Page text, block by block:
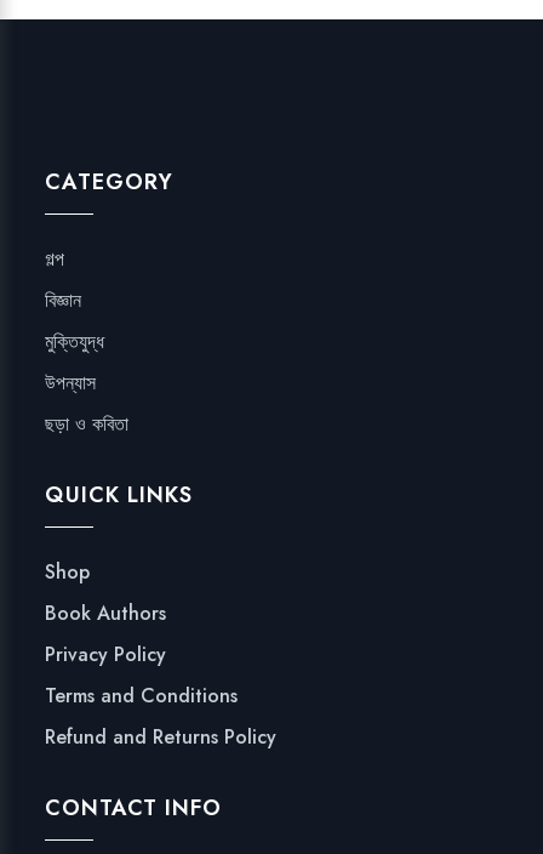
CATEGORY
গল্প
বিজ্ঞান
মুক্তিযুদ্ধ
উপন্যাস
ছড়া ও কবিতা
QUICK LINKS
Shop
Book Authors
Privacy Policy
Terms and Conditions
Refund and Returns Policy
CONTACT INFO